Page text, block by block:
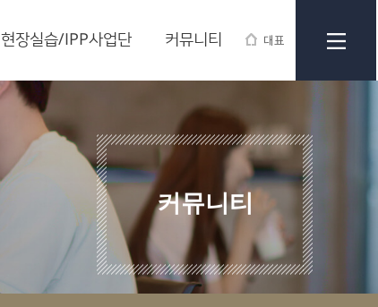
대표
현장실습/IPP사업단 커뮤니티
커뮤니티